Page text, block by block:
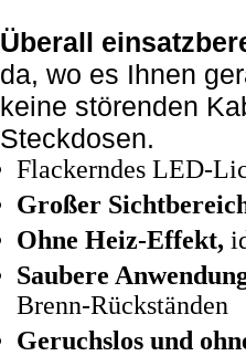
Überall
da, wo es Ihnen
keine störenden
Steckdosen.
Flackerndes LED-
Großer
Ohne Heiz-Effekt,
Saubere
Brenn-Rückständen
Geruchslos und